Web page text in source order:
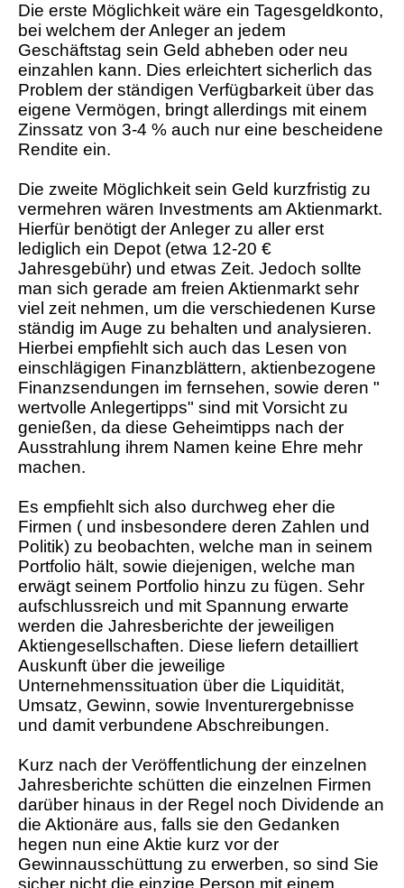
Die erste Möglichkeit wäre ein Tagesgeldkonto,
bei welchem der Anleger an jedem
Geschäftstag sein Geld abheben oder neu
einzahlen kann. Dies erleichtert sicherlich das
Problem der ständigen Verfügbarkeit über das
eigene Vermögen, bringt allerdings mit einem
Zinssatz von 3-4 % auch nur eine bescheidene
Rendite ein.
Die zweite Möglichkeit sein Geld kurzfristig zu
vermehren wären Investments am Aktienmarkt.
Hierfür benötigt der Anleger zu aller erst
lediglich ein Depot (etwa 12-20 €
Jahresgebühr) und etwas Zeit. Jedoch sollte
man sich gerade am freien Aktienmarkt sehr
viel zeit nehmen, um die verschiedenen Kurse
ständig im Auge zu behalten und analysieren.
Hierbei empfiehlt sich auch das Lesen von
einschlägigen Finanzblättern, aktienbezogene
Finanzsendungen im fernsehen, sowie deren "
wertvolle Anlegertipps" sind mit Vorsicht zu
genießen, da diese Geheimtipps nach der
Ausstrahlung ihrem Namen keine Ehre mehr
machen.
Es empfiehlt sich also durchweg eher die
Firmen ( und insbesondere deren Zahlen und
Politik) zu beobachten, welche man in seinem
Portfolio hält, sowie diejenigen, welche man
erwägt seinem Portfolio hinzu zu fügen. Sehr
aufschlussreich und mit Spannung erwarte
werden die Jahresberichte der jeweiligen
Aktiengesellschaften. Diese liefern detailliert
Auskunft über die jeweilige
Unternehmenssituation über die Liquidität,
Umsatz, Gewinn, sowie Inventurergebnisse
und damit verbundene Abschreibungen.
Kurz nach der Veröffentlichung der einzelnen
Jahresberichte schütten die einzelnen Firmen
darüber hinaus in der Regel noch Dividende an
die Aktionäre aus, falls sie den Gedanken
hegen nun eine Aktie kurz vor der
Gewinnausschüttung zu erwerben, so sind Sie